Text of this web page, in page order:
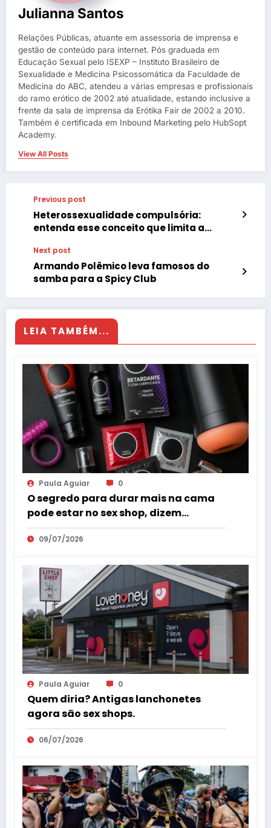
Julianna Santos
Relações Públicas, atuante em assessoria de imprensa e
gestão de conteúdo para internet. Pós graduada em
Educação Sexual pelo ISEXP – Instituto Brasileiro de
Sexualidade e Medicina Psicossomática da Faculdade de
Medicina do ABC, atendeu a várias empresas e profissionais
do ramo erótico de 2002 até atualidade, estando inclusive a
frente da sala de imprensa da Erótika Fair de 2002 a 2010.
Também é certificada em Inbound Marketing pelo HubSopt
Academy.
View All Posts
Previous post
Heterossexualidade compulsória:
entenda esse conceito que limita a
pessoas
Next post
Armando Polêmico leva famosos do
samba para a Spicy Club
LEIA TAMBÉM...
Paula Aguiar 0
O segredo para durar mais na cama
pode estar no sex shop, dizem
especialistas em saúde sexual
09/07/2026
Paula Aguiar 0
Quem diria? Antigas lanchonetes
agora são sex shops.
06/07/2026